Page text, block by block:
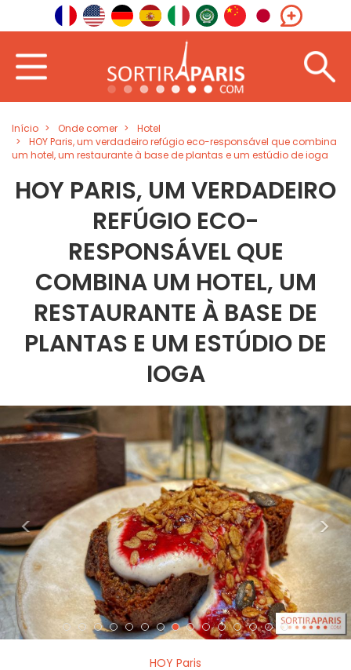
Início Onde comer
Hotel
HOY Paris, um verdadeiro refúgio eco-responsável que combina
um hotel, um restaurante à base de plantas e um estúdio de ioga
HOY PARIS, UM VERDADEIRO
REFÚGIO ECO-
RESPONSÁVEL QUE
COMBINA UM HOTEL, UM
RESTAURANTE À BASE DE
PLANTAS E UM ESTÚDIO DE
IOGA
< >
HOY Paris